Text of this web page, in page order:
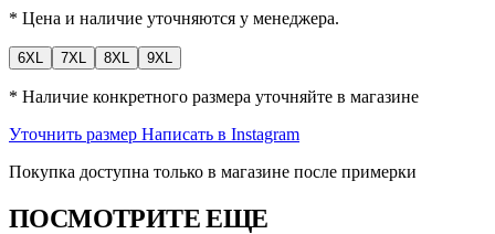
* Цена и наличие уточняются у менеджера.
6XL 7XL 8XL 9XL
* Наличие конкретного размера уточняйте в магазине
Уточнить размер Написать в Instagram
Покупка доступна только в магазине после примерки
ПОСМОТРИТЕ ЕЩЕ